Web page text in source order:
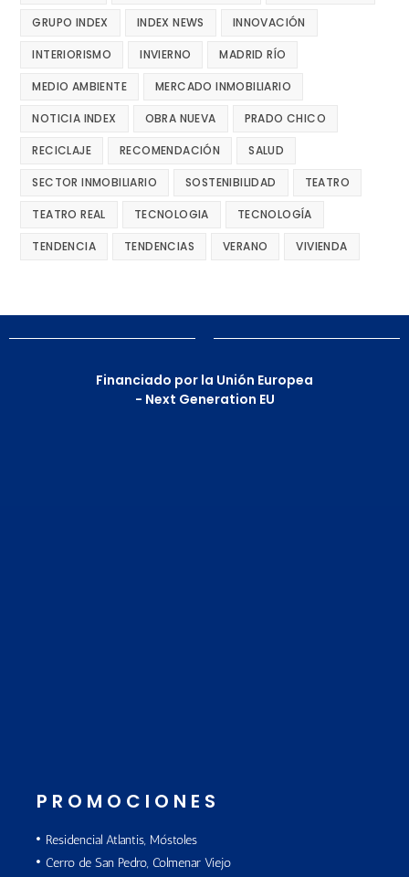
GRUPO INDEX INDEX NEWS INNOVACIÓN
INTERIORISMO INVIERNO MADRID RÍO
MEDIO AMBIENTE MERCADO INMOBILIARIO
NOTICIA INDEX OBRA NUEVA PRADO CHICO
RECICLAJE RECOMENDACIÓN SALUD
SECTOR INMOBILIARIO SOSTENIBILIDAD TEATRO
TEATRO REAL TECNOLOGIA TECNOLOGÍA
TENDENCIA TENDENCIAS VERANO VIVIENDA
Financiado por la Unión Europea
- Next Generation EU
PROMOCIONES
Residencial Atlantis, Móstoles
Cerro de San Pedro, Colmenar Viejo